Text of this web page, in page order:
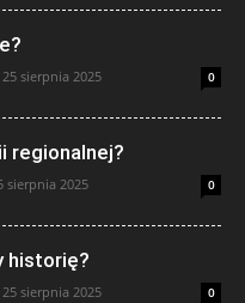
25 sierpnia 2025 0
regionalnej?
sierpnia 2025 0
historię?
25 sierpnia 2025 0